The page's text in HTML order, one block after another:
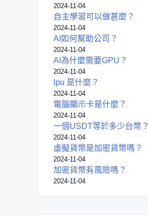
2024-11-04
自主學習可以做甚麼？
2024-11-04
AI如何幫助公司？
2024-11-04
AI為什麼需要GPU？
2024-11-04
lpu 是什麼？
2024-11-04
電腦顯示卡是什麼？
2024-11-04
一個USDT等於多少台幣？
2024-11-04
虛擬貨幣是加密貨幣嗎？
2024-11-04
加密貨幣有風險嗎？
2024-11-04